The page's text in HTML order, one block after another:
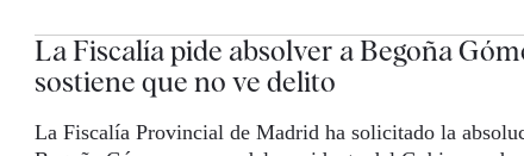
La Fiscalía pide absolver a Begoña
sostiene que no ve delito
La Fiscalía Provincial de Madrid ha solicitado la